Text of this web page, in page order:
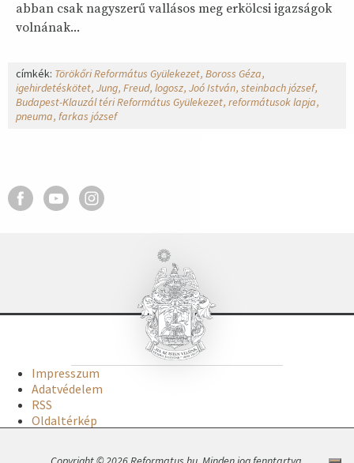
abban csak nagyszerű vallásos meg erkölcsi igazságok
volnának...
címkék: Törökőri Református Gyülekezet Boross Géza
igehirdetéskötet Jung Freud logosz Joó István steinbach józsef
Budapest-Klauzál téri Református Gyülekezet reformátusok lapja
pneuma farkas józsef
Impresszum
Adatvédelem
RSS
Oldaltérkép